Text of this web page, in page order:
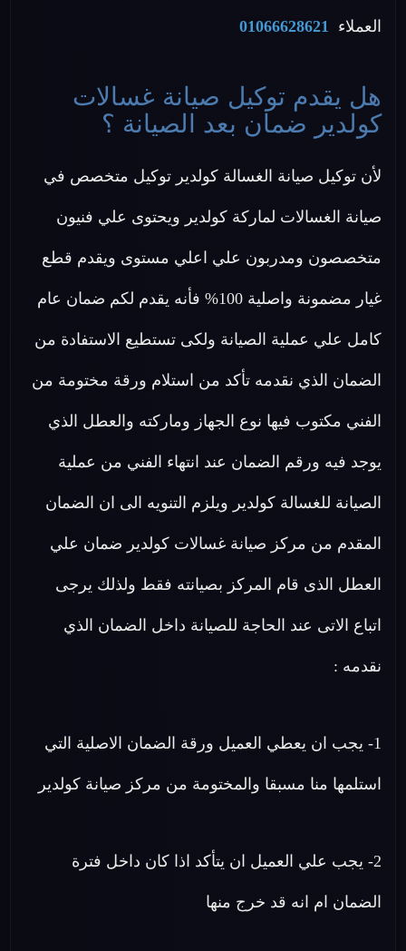
العملاء 01066628621
هل يقدم توكيل صيانة غسالات
كولدير ضمان بعد الصيانة ؟
لأن توكيل صيانة الغسالة كولدير توكيل متخصص في
صيانة الغسالات لماركة كولدير ويحتوى علي فنيون
متخصصون ومدربون علي اعلي مستوى ويقدم قطع
غيار مضمونة واصلية 100% فأنه يقدم لكم ضمان عام
كامل علي عملية الصيانة ولكى تستطيع الاستفادة من
الضمان الذي نقدمه تأكد من استلام ورقة مختومة من
الفني مكتوب فيها نوع الجهاز وماركته والعطل الذي
يوجد فيه ورقم الضمان عند انتهاء الفني من عملية
الصيانة للغسالة كولدير ويلزم التنويه الى ان الضمان
المقدم من مركز صيانة غسالات كولدير ضمان علي
العطل الذى قام المركز بصيانته فقط ولذلك يرجى
اتباع الاتى عند الحاجة للصيانة داخل الضمان الذي
نقدمه :
1- يجب ان يعطي العميل ورقة الضمان الاصلية التي
استلمها منا مسبقا والمختومة من مركز صيانة كولدير
2- يجب علي العميل ان يتأكد اذا كان داخل فترة
الضمان ام انه قد خرج منها